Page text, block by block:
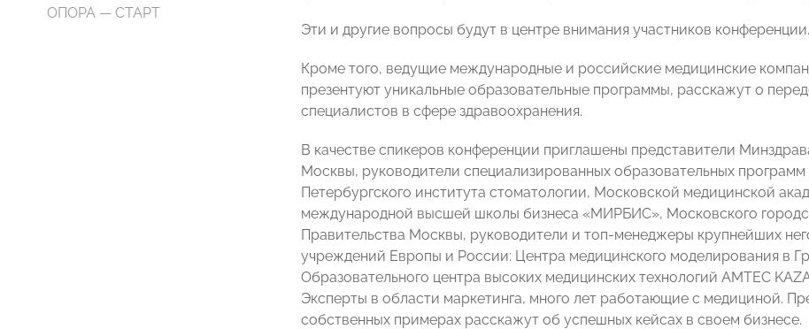
ОПОРА — СТАРТ
Эти и другие вопросы будут в центре внимания участников конференции.
Кроме того, ведущие международные и российские медицинские
презентуют уникальные образовательные программы, расскажут о
специалистов в сфере здравоохранения.
В качестве спикеров конференции приглашены представители
Москвы, руководители специализированных образовательных
Петербургского института стоматологии, Московской медицинской
международной высшей школы бизнеса «МИРБИС», Московского
Правительства Москвы, руководители и топ-менеджеры крупнейших
учреждений Европы и России: Центра медицинского моделирования в
Образовательного центра высоких медицинских технологий АМТЕС
Эксперты в области маркетинга, много лет работающие с медициной.
собственных примерах расскажут об успешных кейсах в своем бизнесе.